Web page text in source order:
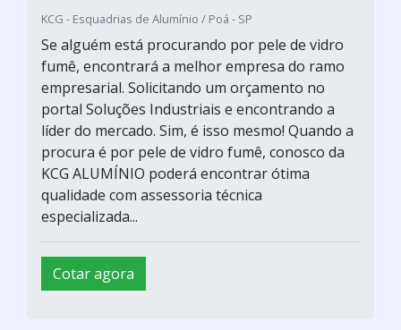
KCG - Esquadrias de Alumínio / Poá - SP
Se alguém está procurando por pele de vidro
fumê, encontrará a melhor empresa do ramo
empresarial. Solicitando um orçamento no
portal Soluções Industriais e encontrando a
líder do mercado. Sim, é isso mesmo! Quando a
procura é por pele de vidro fumê, conosco da
KCG ALUMÍNIO poderá encontrar ótima
qualidade com assessoria técnica
especializada...
Cotar agora